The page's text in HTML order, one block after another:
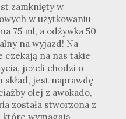
zamknięty w
w użytkowaniu
75 ml, a odżywka 50
na wyjazd! Na
na nas takie
jeżeli chodzi o
skład, jest naprawdę
olej z awokado,
została stworzona z